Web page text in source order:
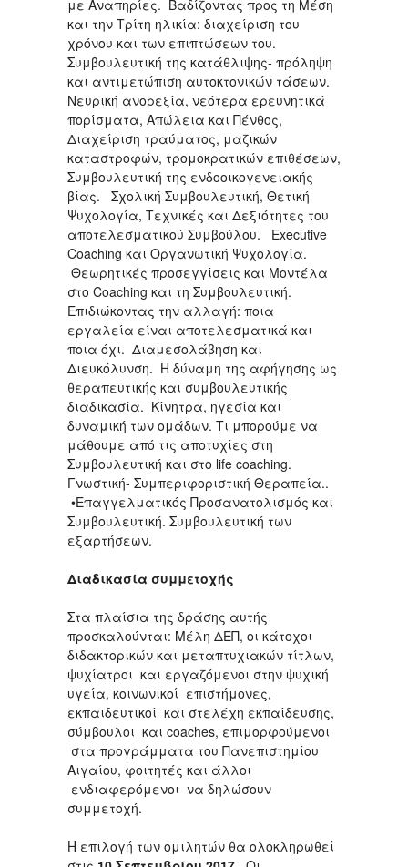
με Αναπηρίες. Βαδίζοντας προς τη Μέση
και την Τρίτη ηλικία: διαχείριση του
χρόνου και των επιπτώσεων του.
Συμβουλευτική της κατάθλιψης- πρόληψη
και αντιμετώπιση αυτοκτονικών τάσεων.
Νευρική ανορεξία, νεότερα ερευνητικά
πορίσματα, Απώλεια και Πένθος,
Διαχείριση τραύματος, μαζικών
καταστροφών, τρομοκρατικών επιθέσεων,
Συμβουλευτική της ενδοοικογενειακής
βίας. Σχολική Συμβουλευτική, Θετική
Ψυχολογία, Τεχνικές και Δεξιότητες του
αποτελεσματικού Συμβούλου. Executive
Coaching και Οργανωτική Ψυχολογία.
Θεωρητικές προσεγγίσεις και Μοντέλα
στο Coaching και τη Συμβουλευτική.
Επιδιώκοντας την αλλαγή: ποια
εργαλεία είναι αποτελεσματικά και
ποια όχι. Διαμεσολάβηση και
Διευκόλυνση. Η δύναμη της αφήγησης ως
θεραπευτικής και συμβουλευτικής
διαδικασία. Κίνητρα, ηγεσία και
δυναμική των ομάδων. Τι μπορούμε να
μάθουμε από τις αποτυχίες στη
Συμβουλευτική και στο life coaching.
Γνωστική- Συμπεριφοριστική Θεραπεία..
•Επαγγελματικός Προσανατολισμός και
Συμβουλευτική. Συμβουλευτική των
εξαρτήσεων.
Διαδικασία συμμετοχής
Στα πλαίσια της δράσης αυτής
προσκαλούνται: Μέλη ΔΕΠ, οι κάτοχοι
διδακτορικών και μεταπτυχιακών τίτλων,
ψυχίατροι και εργαζόμενοι στην ψυχική
υγεία, κοινωνικοί επιστήμονες,
εκπαιδευτικοί και στελέχη εκπαίδευσης,
σύμβουλοι και coaches, επιμορφούμενοι
στα προγράμματα του Πανεπιστημίου
Αιγαίου, φοιτητές και άλλοι
ενδιαφερόμενοι να δηλώσουν
συμμετοχή.
Η επιλογή των ομιλητών θα ολοκληρωθεί